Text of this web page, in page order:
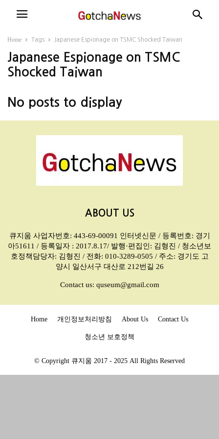
Home Tags Japanese Espionage on TSMC Shocked Taiwan
Japanese Espionage on TSMC
Shocked Taiwan
No posts to display
ABOUT US
큐지움 사업자번호: 443-69-00091 인터넷신문 / 등록번호: 경기
아51611 / 등록일자 : 2017.8.17/ 발행·편집인: 김형진 / 청소년보
호정책담당자: 김형진 / 전화: 010-3289-0505 / 주소: 경기도 고
양시 일산서구 대산로 212번길 26
Contact us: quseum@gmail.com
Home 개인정보처리방침 About Us Contact Us
청소년 보호정책
© Copyright 큐지움 2017 - 2025 All Rights Reserved